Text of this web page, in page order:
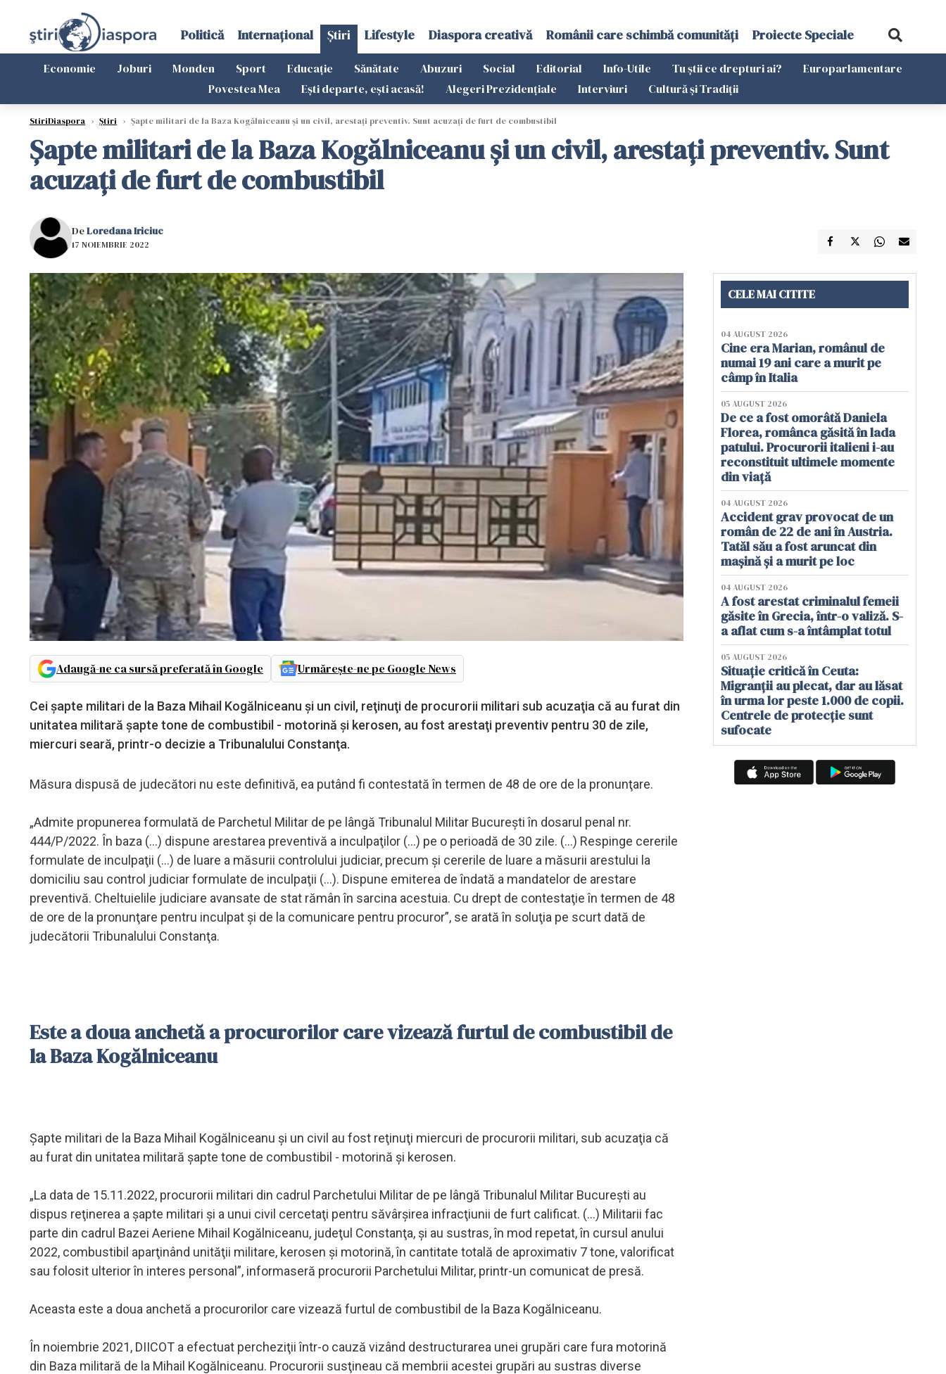
Politică Internațional Știri Lifestyle Diaspora creativă Românii care schimbă comunități Proiecte Speciale
Economie Joburi Monden Sport Educație Sănătate Abuzuri Social Editorial Info-Utile Tu știi ce drepturi ai?
Europarlamentare
Povestea Mea
Ești departe, ești acasă! Alegeri Prezidențiale Interviuri Cultură și Tradiții
StiriDiaspora › Știri › Șapte militari de la Baza Kogălniceanu şi un civil, arestaţi preventiv. Sunt acuzați de furt de combustibil
Șapte militari de la Baza Kogălniceanu şi un civil, arestaţi preventiv. Sunt
acuzați de furt de combustibil
DeLoredana Iriciuc
17 NOIEMBRIE 2022
Adaugă-ne ca sursă preferată în Google Urmărește-ne pe Google News
Cei şapte militari de la Baza Mihail Kogălniceanu şi un civil, reţinuţi de procurorii militari sub acuzaţia că au furat din
unitatea militară şapte tone de combustibil - motorină şi kerosen, au fost arestaţi preventiv pentru 30 de zile,
miercuri seară, printr-o decizie a Tribunalului Constanţa.
Măsura dispusă de judecători nu este definitivă, ea putând fi contestată în termen de 48 de ore de la pronunţare.
„Admite propunerea formulată de Parchetul Militar de pe lângă Tribunalul Militar Bucureşti în dosarul penal nr.
444/P/2022. În baza (...) dispune arestarea preventivă a inculpaţilor (...) pe o perioadă de 30 zile. (...) Respinge cererile
formulate de inculpaţii (...) de luare a măsurii controlului judiciar, precum şi cererile de luare a măsurii arestului la
domiciliu sau control judiciar formulate de inculpaţii (...). Dispune emiterea de îndată a mandatelor de arestare
preventivă. Cheltuielile judiciare avansate de stat rămân în sarcina acestuia. Cu drept de contestaţie în termen de 48
de ore de la pronunţare pentru inculpat şi de la comunicare pentru procuror”, se arată în soluţia pe scurt dată de
judecătorii Tribunalului Constanţa.
Este a doua anchetă a procurorilor care vizează furtul de combustibil de
la Baza Kogălniceanu
Şapte militari de la Baza Mihail Kogălniceanu şi un civil au fost reţinuţi miercuri de procurorii militari, sub acuzaţia că
au furat din unitatea militară şapte tone de combustibil - motorină şi kerosen.
„La data de 15.11.2022, procurorii militari din cadrul Parchetului Militar de pe lângă Tribunalul Militar Bucureşti au
dispus reţinerea a şapte militari şi a unui civil cercetaţi pentru săvârşirea infracţiunii de furt calificat. (...) Militarii fac
parte din cadrul Bazei Aeriene Mihail Kogălniceanu, judeţul Constanţa, şi au sustras, în mod repetat, în cursul anului
2022, combustibil aparţinând unităţii militare, kerosen şi motorină, în cantitate totală de aproximativ 7 tone, valorificat
sau folosit ulterior în interes personal”, informaseră procurorii Parchetului Militar, printr-un comunicat de presă.
Aceasta este a doua anchetă a procurorilor care vizează furtul de combustibil de la Baza Kogălniceanu.
În noiembrie 2021, DIICOT a efectuat percheziţii într-o cauză vizând destructurarea unei grupări care fura motorină
din Baza militară de la Mihail Kogălniceanu. Procurorii susţineau că membrii acestei grupări au sustras diverse
CELE MAI CITITE
04 AUGUST 2026
Cine era Marian, românul de
numai 19 ani care a murit pe
câmp în Italia
05 AUGUST 2026
De ce a fost omorâtă Daniela
Florea, românca găsită în lada
patului. Procurorii italieni i-au
reconstituit ultimele momente
din viață
04 AUGUST 2026
Accident grav provocat de un
român de 22 de ani în Austria.
Tatăl său a fost aruncat din
mașină și a murit pe loc
04 AUGUST 2026
A fost arestat criminalul femeii
găsite în Grecia, într-o valiză. S-
a aflat cum s-a întâmplat totul
05 AUGUST 2026
Situație critică în Ceuta:
Migranții au plecat, dar au lăsat
în urma lor peste 1.000 de copii.
Centrele de protecție sunt
sufocate